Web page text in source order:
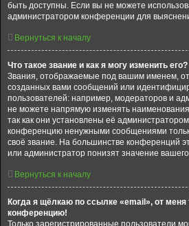
быть доступны. Если вы не можете
администратором конференции для
Вернуться к началу
Что такое звание и как я могу изменить его?
Звания, отображаемые под вашим именем,
созданных вами сообщений или
пользователей: например, модераторов и
не можете напрямую изменять
так как они установлены её
конференцию ненужными сообщениями
своё звание. На большинстве конференций
или администратор понизят значение
Вернуться к началу
Когда я щёлкаю по ссылке «email», от меня
конференцию!
Только зарегистрированные пользователи